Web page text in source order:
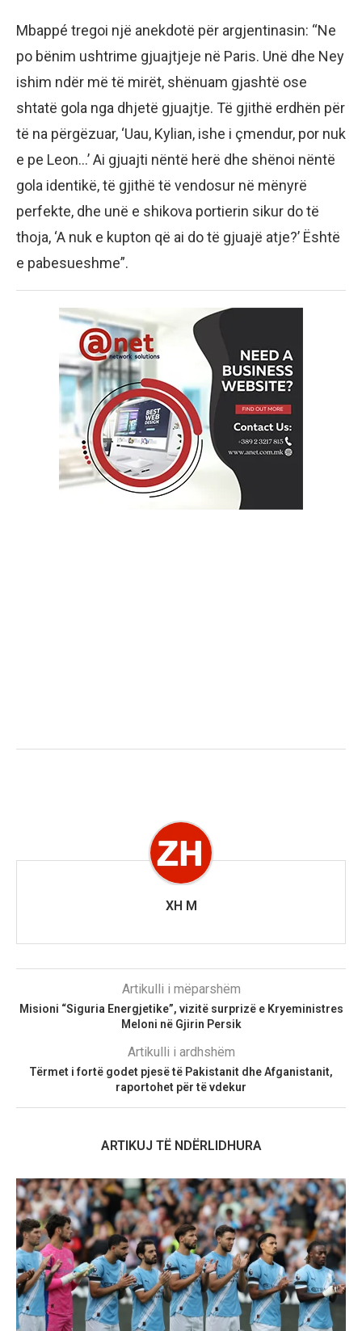
Mbappé tregoi një anekdotë për argjentinasin: “Ne
po bënim ushtrime gjuajtjeje në Paris. Unë dhe Ney
ishim ndër më të mirët, shënuam gjashtë ose
shtatë gola nga dhjetë gjuajtje. Të gjithë erdhën për
të na përgëzuar, ‘Uau, Kylian, ishe i çmendur, por nuk
e pe Leon…’ Ai gjuajti nëntë herë dhe shënoi nëntë
gola identikë, të gjithë të vendosur në mënyrë
perfekte, dhe unë e shikova portierin sikur do të
thoja, ‘A nuk e kupton që ai do të gjuajë atje?’ Është
e pabesueshme”.
XH M
Artikulli i mëparshëm
Misioni “Siguria Energjetike”, vizitë surprizë e Kryeministres
Meloni në Gjirin Persik
Artikulli i ardhshëm
Tërmet i fortë godet pjesë të Pakistanit dhe Afganistanit,
raportohet për të vdekur
ARTIKUJ TË NDËRLIDHURA